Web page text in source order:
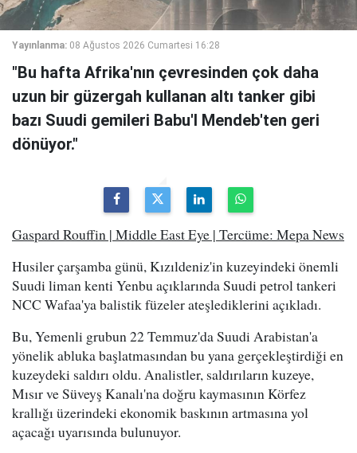
Yayınlanma: 08 Ağustos 2026 Cumartesi 16:28
"Bu hafta Afrika'nın çevresinden çok daha
uzun bir güzergah kullanan altı tanker gibi
bazı Suudi gemileri Babu'l Mendeb'ten geri
dönüyor."
Gaspard Rouffin | Middle East Eye | Tercüme: Mepa News
Husiler çarşamba günü, Kızıldeniz'in kuzeyindeki önemli
Suudi liman kenti Yenbu açıklarında Suudi petrol tankeri
NCC Wafaa'ya balistik füzeler ateşlediklerini açıkladı.
Bu, Yemenli grubun 22 Temmuz'da Suudi Arabistan'a
yönelik abluka başlatmasından bu yana gerçekleştirdiği en
kuzeydeki saldırı oldu. Analistler, saldırıların kuzeye,
Mısır ve Süveyş Kanalı'na doğru kaymasının Körfez
krallığı üzerindeki ekonomik baskının artmasına yol
açacağı uyarısında bulunuyor.